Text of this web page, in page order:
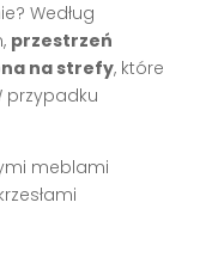
Według
przestrzeń
na strefy, które
przypadku
meblami